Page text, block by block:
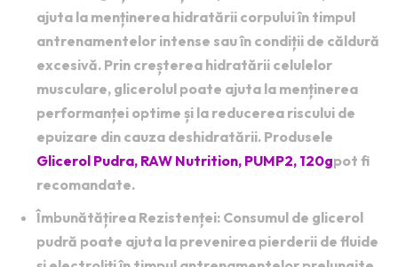
ajuta la menținerea hidratării corpului în timpul
antrenamentelor intense sau în condiții de căldură
excesivă. Prin creșterea hidratării celulelor
musculare, glicerolul poate ajuta la menținerea
performanței optime și la reducerea riscului de
epuizare din cauza deshidratării. Produsele
Glicerol Pudra, RAW Nutrition, PUMP2, 120gpot fi
recomandate.
Îmbunătățirea Rezistenței: Consumul de glicerol
pudră poate ajuta la prevenirea pierderii de fluide